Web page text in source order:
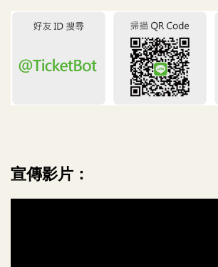
宣傳影片：